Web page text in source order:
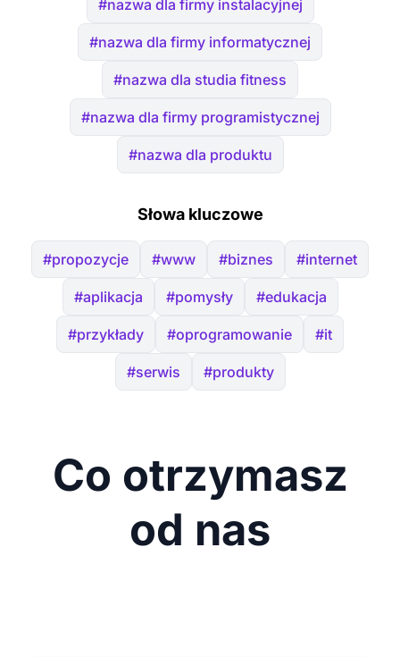
#nazwa dla firmy instalacyjnej
#nazwa dla firmy informatycznej
#nazwa dla studia fitness
#nazwa dla firmy programistycznej
#nazwa dla produktu
Słowa kluczowe
#propozycje #www #biznes #internet
#aplikacja #pomysły #edukacja
#przykłady #oprogramowanie #it
#serwis #produkty
Co otrzymasz
od nas